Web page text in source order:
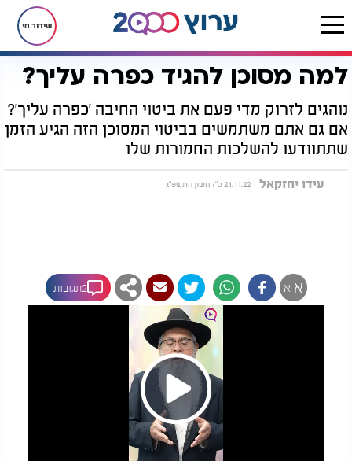
שידור חי
דף הבית יהדות למה מסוכן להגיד כפרה עליך?
למה מסוכן להגיד כפרה עליך?
נוהגים לזרוק מדי פעם את ביטוי החיבה 'כפרה עליך'?
אם גם אתם משתמשים בביטוי המסוכן הזה הגיע הזמן
שתתוודעו להשלכות החמורות שלו
עידו יחזקאל 21.11.22 כ"ז חשון התשפ"ג
א א 2תגובות
Play
להמשך קריאה